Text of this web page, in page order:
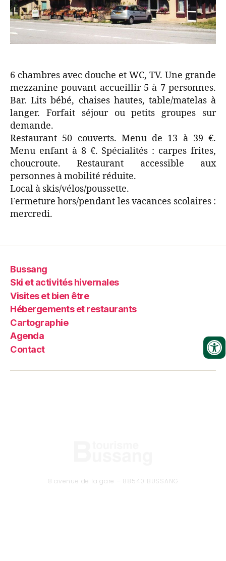
6 chambres avec douche et WC, TV. Une grande
mezzanine pouvant accueillir 5 à 7 personnes.
Bar. Lits bébé, chaises hautes, table/matelas à
langer. Forfait séjour ou petits groupes sur
demande.
Restaurant 50 couverts. Menu de 13 à 39 €.
Menu enfant à 8 €. Spécialités : carpes frites,
choucroute. Restaurant accessible aux
personnes à mobilité réduite.
Local à skis/vélos/poussette.
Fermeture hors/pendant les vacances scolaires :
mercredi.
Bussang
Ski et activités hivernales
Visites et bien être
Hébergements et restaurants
Cartographie
Agenda
Contact
8 avenue de la gare – 88540 BUSSANG